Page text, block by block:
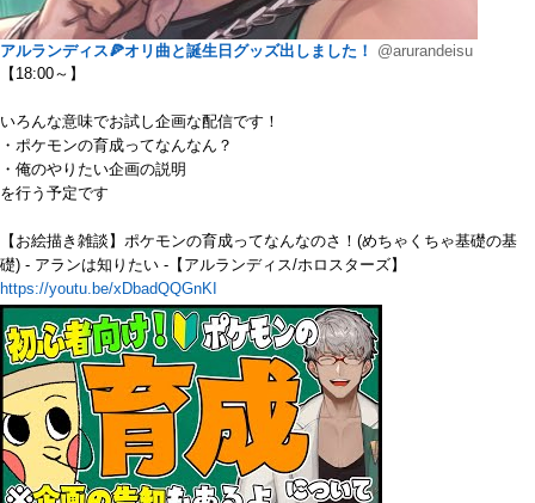
アルランディス🍕オリ曲と誕生日グッズ出しました！
@arurandeisu
【18:00～】
いろんな意味でお試し企画な配信です！
・ポケモンの育成ってなんなん？
・俺のやりたい企画の説明
を行う予定です
【お絵描き雑談】ポケモンの育成ってなんなのさ！(めちゃくちゃ基礎の基
礎) - アランは知りたい -【アルランディス/ホロスターズ】
https://youtu.be/xDbadQQGnKI